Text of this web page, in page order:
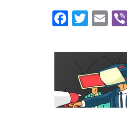
F
ce
b
o
k
T
tt
er
E
ail